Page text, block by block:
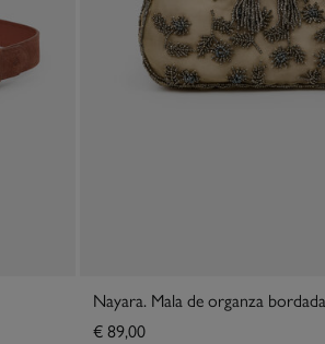
Nayara. Mala de organza bordada
€ 89,00